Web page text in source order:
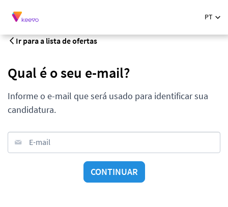
PT
Ir para a lista de ofertas
Qual é o seu e-mail?
Informe o e-mail que será usado para identificar sua
candidatura.
E-mail
CONTINUAR